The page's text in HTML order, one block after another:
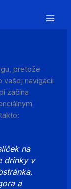
pretože
vašej navigácii
začína
na
drinky v
a